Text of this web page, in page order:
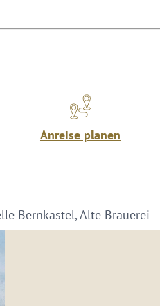
Anreise planen
Bernkastel, Alte Brauerei